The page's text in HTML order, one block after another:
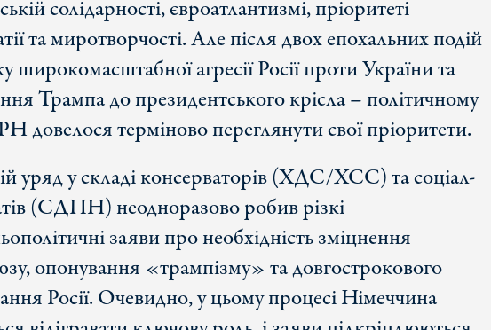
солідарності, євроатлантизмі, пріоритеті
та миротворчості. Але після двох епохальних подій
широкомасштабної агресії Росії проти України та
Трампа до президентського крісла – політичному
довелося терміново переглянути свої пріоритети.
уряд у складі консерваторів (ХДС/ХСС) та соціал-
(СДПН) неодноразово робив різкі
заяви про необхідність зміцнення
опонування «трампізму» та довгострокового
Росії. Очевидно, у цьому процесі Німеччина